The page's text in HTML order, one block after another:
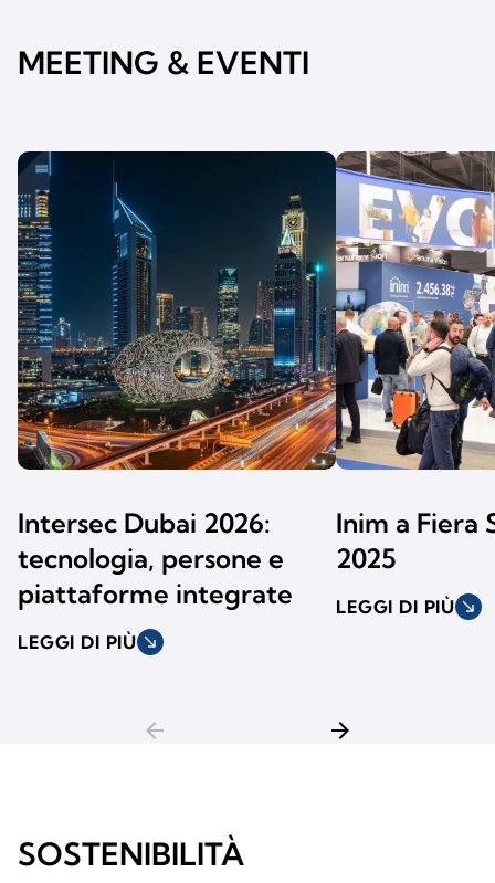
MEETING & EVENTI
Intersec Dubai 2026:
tecnologia, persone e
piattaforme integrate
LEGGI DI PIÙ south_east
Inim a Fiera
2025
LEGGI DI PIÙ south_east
arrow_back arrow_forward
SOSTENIBILITÀ